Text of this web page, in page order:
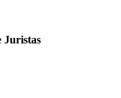
Juristas